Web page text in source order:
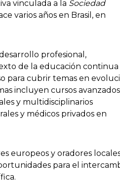
vinculada a la Sociedad
varios años en Brasil, en
profesional,
de la educación continua
para cubrir temas en
incluyen cursos
y multidisciplinarios
y médicos privados en
europeos y oradores
para el